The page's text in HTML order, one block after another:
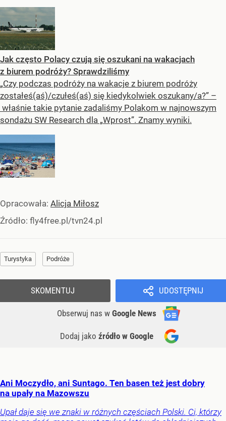
Jak często Polacy czują się oszukani na wakacjach
z biurem podróży? Sprawdziliśmy
„Czy podczas podróży na wakacje z biurem podróży
zostałeś(aś)/czułeś(aś) się kiedykolwiek oszukany/a?” –
właśnie takie pytanie zadaliśmy Polakom w najnowszym
sondażu SW Research dla „Wprost”. Znamy wyniki.
Opracowała: Alicja Miłosz
Źródło: fly4free.pl/tvn24.pl
Turystyka Podróże
UDOSTĘPNIJ
Obserwuj nas w Google News
Dodaj jako źródło w Google
SKOMENTUJ
Ani Moczydło, ani Suntago. Ten basen też jest dobry
na upały na Mazowszu
Upał daje się we znaki w różnych częściach Polski. Ci, którzy